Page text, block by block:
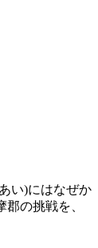
い)にはなぜか
の挑戦を、